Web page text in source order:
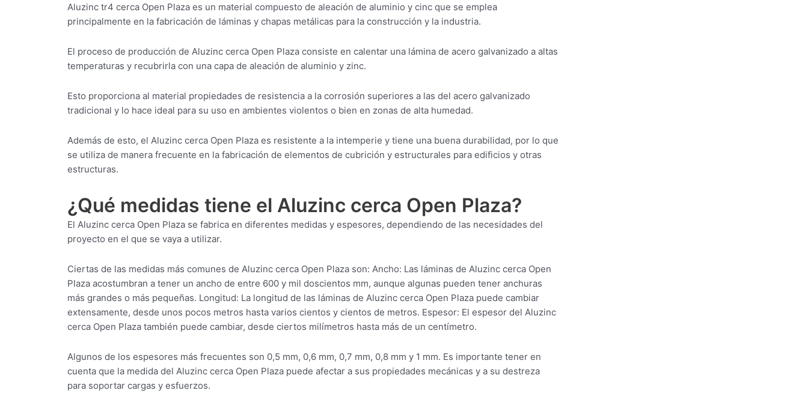
Aluzinc tr4 cerca Open Plaza es un material compuesto de aleación de aluminio y cinc que se emplea
principalmente en la fabricación de láminas y chapas metálicas para la construcción y la industria.
El proceso de producción de Aluzinc cerca Open Plaza consiste en calentar una lámina de acero galvanizado a altas
temperaturas y recubrirla con una capa de aleación de aluminio y zinc.
Esto proporciona al material propiedades de resistencia a la corrosión superiores a las del acero galvanizado
tradicional y lo hace ideal para su uso en ambientes violentos o bien en zonas de alta humedad.
Además de esto, el Aluzinc cerca Open Plaza es resistente a la intemperie y tiene una buena durabilidad, por lo que
se utiliza de manera frecuente en la fabricación de elementos de cubrición y estructurales para edificios y otras
estructuras.
¿Qué medidas tiene el Aluzinc cerca Open Plaza?
El Aluzinc cerca Open Plaza se fabrica en diferentes medidas y espesores, dependiendo de las necesidades del
proyecto en el que se vaya a utilizar.
Ciertas de las medidas más comunes de Aluzinc cerca Open Plaza son: Ancho: Las láminas de Aluzinc cerca Open
Plaza acostumbran a tener un ancho de entre 600 y mil doscientos mm, aunque algunas pueden tener anchuras
más grandes o más pequeñas. Longitud: La longitud de las láminas de Aluzinc cerca Open Plaza puede cambiar
extensamente, desde unos pocos metros hasta varios cientos y cientos de metros. Espesor: El espesor del Aluzinc
cerca Open Plaza también puede cambiar, desde ciertos milímetros hasta más de un centímetro.
Algunos de los espesores más frecuentes son 0,5 mm, 0,6 mm, 0,7 mm, 0,8 mm y 1 mm. Es importante tener en
cuenta que la medida del Aluzinc cerca Open Plaza puede afectar a sus propiedades mecánicas y a su destreza
para soportar cargas y esfuerzos.